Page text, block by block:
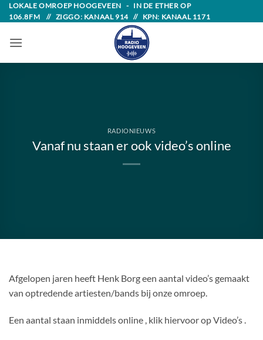
Skip
to
content
LOKALE OMROEP HOOGEVEEN - IN DE ETHER OP
106.8FM // ZIGGO: KANAAL 914 // KPN: KANAAL 1171
RADIONIEUWS
Vanaf nu staan er ook video’s online
Afgelopen jaren heeft Henk Borg een aantal video’s gemaakt
van optredende artiesten/bands bij onze omroep.
Een aantal staan inmiddels online , klik hiervoor op Video’s .